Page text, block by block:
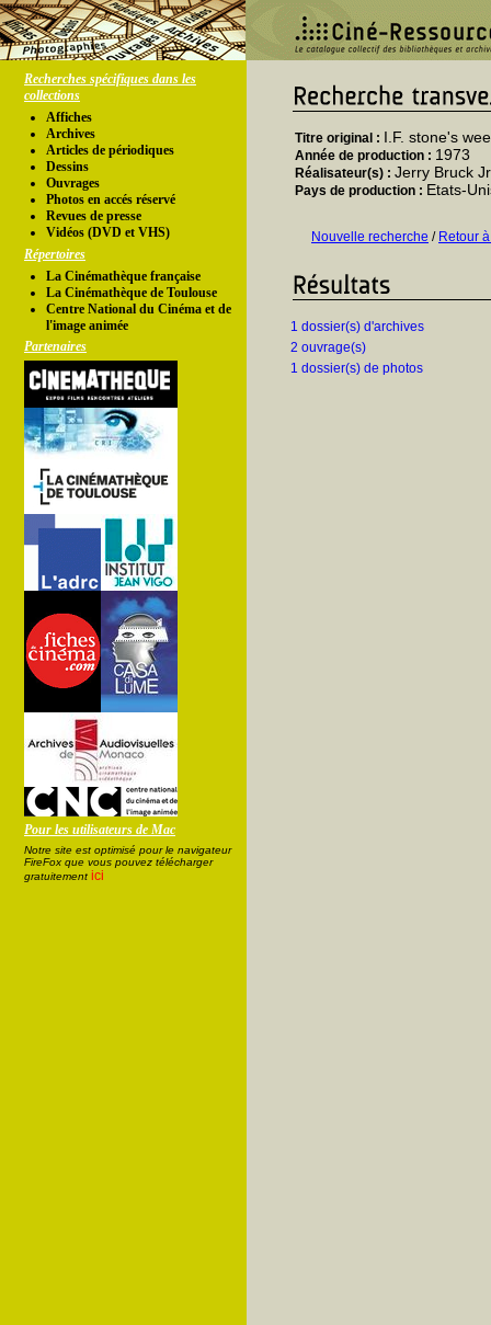
Recherches spécifiques dans les
collections
Affiches
Archives
Articles de périodiques
Dessins
Ouvrages
Photos en accés réservé
Revues de presse
Vidéos (DVD et VHS)
Répertoires
La Cinémathèque française
La Cinémathèque de Toulouse
Centre National du Cinéma et de
l'image animée
Partenaires
Pour les utilisateurs de Mac
Notre site est optimisé pour le navigateur
FireFox que vous pouvez télécharger
gratuitement ici
Titre original : I.F. stone's
Année de production : 1973
Réalisateur(s) : Jerry Bruck
Pays de production : Etats-
Nouvelle recherche / Retour
1 dossier(s) d'archives
2 ouvrage(s)
1 dossier(s) de photos